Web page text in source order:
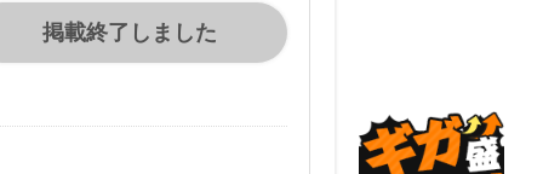
掲載終了しました